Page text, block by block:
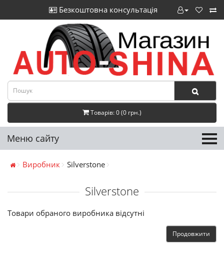
Безкоштовна консультація
Товарів: 0 (0 грн.)
Меню сайту
Виробник Silverstone
Silverstone
Товари обраного виробника відсутні
Продовжити